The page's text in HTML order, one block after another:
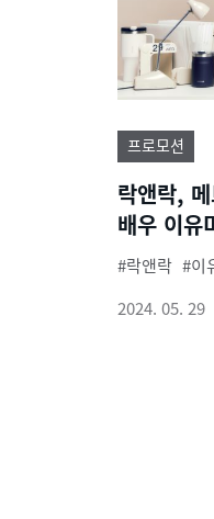
프로모션
락앤락,
배우 이유
락앤락 이
2024. 05. 29